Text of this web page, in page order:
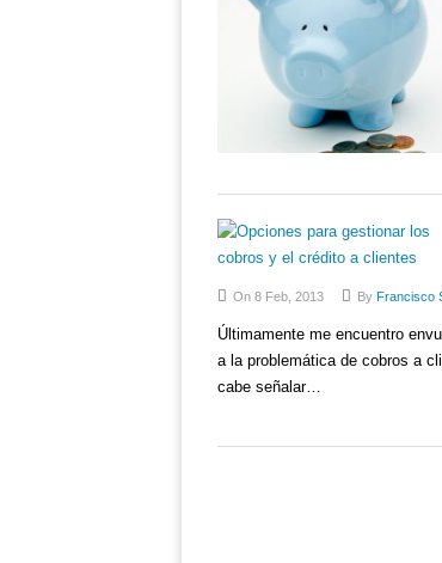
On 8 Feb, 2013 By Francisco
Últimamente me encuentro
a la problemática de cobros a
cabe señalar…